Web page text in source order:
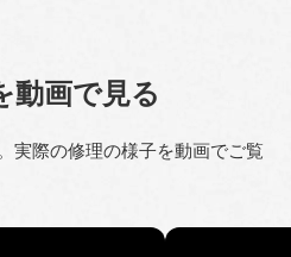
動画で見る
実際の修理の様子を動画でご覧